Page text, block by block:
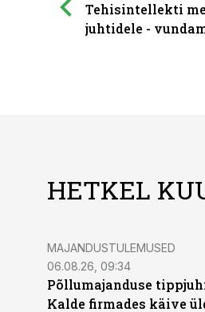
Tehisintellekti
juhtidele -
HETKEL
MAJANDUSTULEMUSED
06.08.26, 09:34
Põllumajanduse
Kalde firmades käive